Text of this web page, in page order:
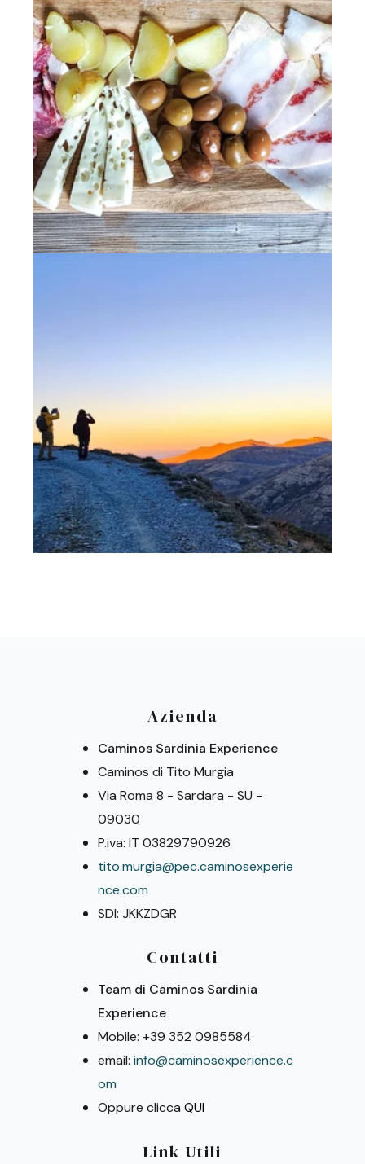
Azienda
Caminos Sardinia Experience
Caminos di Tito Murgia
Via Roma 8 - Sardara - SU -
09030
P.iva: IT 03829790926
tito.murgia@pec.caminosexperie
nce.com
SDI: JKKZDGR
Contatti
Team di Caminos Sardinia
Experience
Mobile: +39 352 0985584
email: info@caminosexperience.c
om
Oppure clicca QUI
Link Utili